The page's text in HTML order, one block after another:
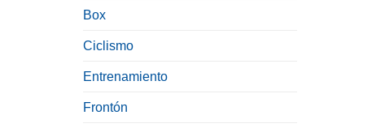
Box
Ciclismo
Entrenamiento
Frontón